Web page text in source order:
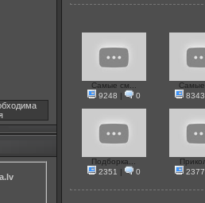
Самые см...
9248 | 0
8343
Подборка...
2351 | 0
2377